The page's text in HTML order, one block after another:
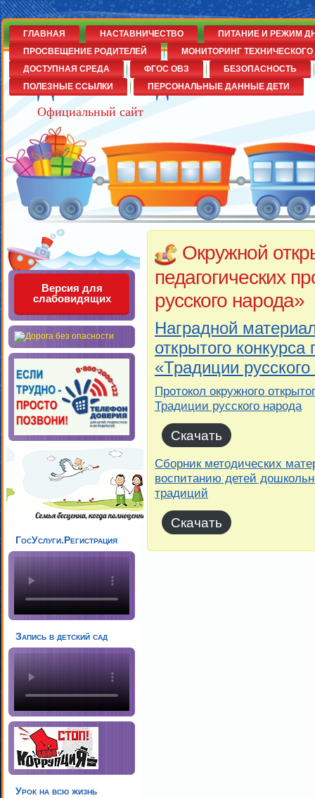
Детский сад№14
Официальный сайт
ГЛАВНАЯ НАСТАВНИЧЕСТВО
ПИТАНИЕ И РЕЖИМ
ПРОСВЕЩЕНИЕ РОДИТЕЛЕЙ
МОНИТОРИНГ
ДОСТУПНАЯ СРЕДА
ФГОС ОВЗ
БЕЗОПАСНОСТЬ
ПОЛЕЗНЫЕ ССЫЛКИ
ПЕРСОНАЛЬНЫЕ ДАННЫЕ ДЕТИ
Версия для
слабовидящих
ГосУслуги.Регистрация
Запись в детский сад
Урок на всю жизнь
Окружной
педагогических
русского народа»
Наградной
открытого конкурса
«Традиции
Протокол окружного
Традиции русского народа
Скачать
Сборник методических
воспитанию детей
традиций
Скачать